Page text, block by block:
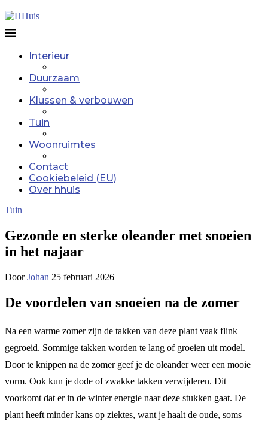
Interieur
Duurzaam
Klussen & verbouwen
Tuin
Woonruimtes
Contact
Cookiebeleid (EU)
Over hhuis
Tuin
Gezonde en sterke oleander met snoeien
in het najaar
DoorJohan 25 februari 2026
De voordelen van snoeien na de zomer
Na een warme zomer zijn de takken van deze plant vaak flink
gegroeid. Sommige takken worden te lang of groeien uit model.
Door te knippen na de zomer geef je de oleander weer een mooie
vorm. Ook kun je dode of zwakke takken verwijderen. Dit
voorkomt dat er in de winter energie naar deze stukken gaat. De
plant heeft minder kans op ziektes, want je haalt de oude, soms